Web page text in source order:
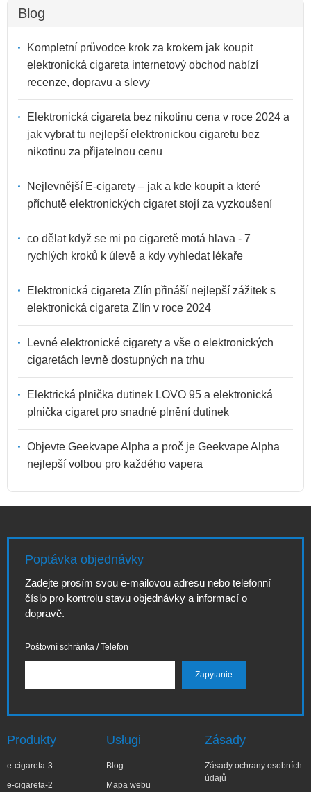
Blog
Kompletní průvodce krok za krokem jak koupit
elektronická cigareta internetový obchod nabízí
recenze, dopravu a slevy
Elektronická cigareta bez nikotinu cena v roce 2024 a
jak vybrat tu nejlepší elektronickou cigaretu bez
nikotinu za přijatelnou cenu
Nejlevnější E-cigarety – jak a kde koupit a které
příchutě elektronických cigaret stojí za vyzkoušení
co dělat když se mi po cigaretě motá hlava - 7
rychlých kroků k úlevě a kdy vyhledat lékaře
Elektronická cigareta Zlín přináší nejlepší zážitek s
elektronická cigareta Zlín v roce 2024
Levné elektronické cigarety a vše o elektronických
cigaretách levně dostupných na trhu
Elektrická plnička dutinek LOVO 95 a elektronická
plnička cigaret pro snadné plnění dutinek
Objevte Geekvape Alpha a proč je Geekvape Alpha
nejlepší volbou pro každého vapera
Poptávka objednávky
Zadejte prosím svou e-mailovou adresu nebo telefonní
číslo pro kontrolu stavu objednávky a informací o
dopravě.
Poštovní schránka / Telefon
Produkty
e-cigareta-3
e-cigareta-2
Usługi
Blog
Mapa webu
Zásady
Zásady ochrany osobních
údajů